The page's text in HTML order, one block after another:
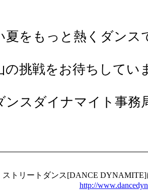
夏をもっと熱くダンス
の挑戦をお待ちしてい
ンスダイナマイト事務
ストリートダンス[DANCE
http://